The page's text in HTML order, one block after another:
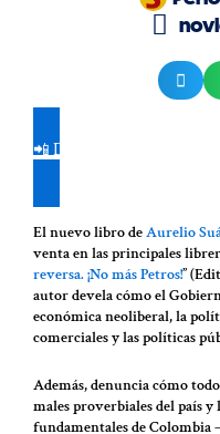
📲 De clic aquí y únase a
nuestras publicaciones en su
El nuevo libro deAurelio
venta en las principales
reversa. ¡No más Petros!”
autor devela cómo el
económica neoliberal, la
comerciales y las políticas
Además, denuncia cómo
males proverbiales del país
fundamentales de Colombia